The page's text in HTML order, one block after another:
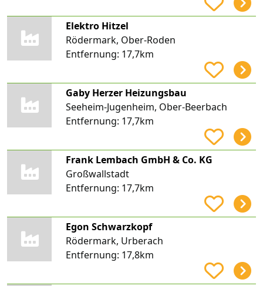
Elektro Hitzel
Rödermark, Ober-Roden
Entfernung: 17,7km
Gaby Herzer Heizungsbau
Seeheim-Jugenheim, Ober-Beerbach
Entfernung: 17,7km
Frank Lembach GmbH & Co. KG
Großwallstadt
Entfernung: 17,7km
Egon Schwarzkopf
Rödermark, Urberach
Entfernung: 17,8km